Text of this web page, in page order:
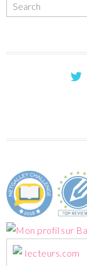
lecteurs.com